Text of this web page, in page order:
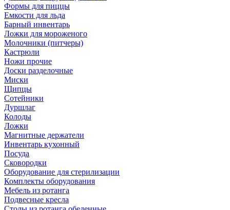
Формы для пиццы
Емкости для льда
Барный инвентарь
Ложки для мороженого
Молочники (питчеры)
Кастрюли
Ножи прочие
Доски разделочные
Миски
Щипцы
Сотейники
Дуршлаг
Колоды
Ложки
Магнитные держатели
Инвентарь кухонный
Посуда
Сковородки
Оборудование для стерилизации
Комплекты оборудования
Мебель из ротанга
Подвесные кресла